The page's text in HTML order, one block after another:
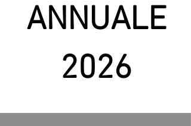
ANNUALE
2026